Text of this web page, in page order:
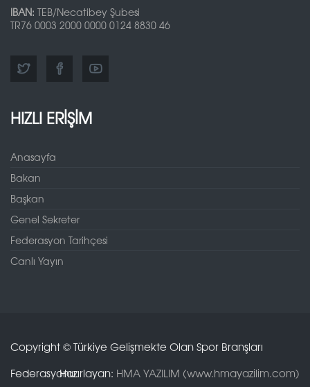
IBAN: TEB/Necatibey Şubesi
TR76 0003 2000 0000 0124 8830 46
HIZLI ERİŞİM
Anasayfa
Bakan
Başkan
Genel Sekreter
Federasyon Tarihçesi
Canlı Yayın
Copyright © Türkiye Gelişmekte Olan Spor Branşları
Federasyonu.Hazırlayan: HMA YAZILIM (www.hmayazilim.com)